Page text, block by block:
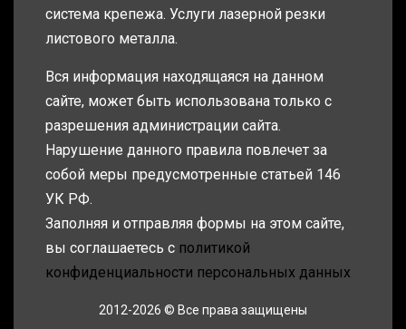
система крепежа. Услуги лазерной резки
листового металла.
Вся информация находящаяся на данном
сайте, может быть использована только с
разрешения администрации сайта.
Нарушение данного правила повлечет за
собой меры предусмотренные статьей 146
УК РФ.
Заполняя и отправляя формы на этом сайте,
вы соглашаетесь с политикой
конфиденциальности персональных данных
2012-2026 © Все права защищены